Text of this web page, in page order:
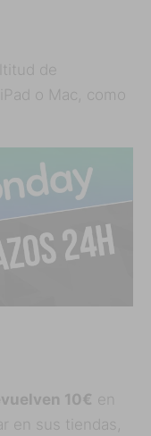
de
o Mac, como
10€ en
en sus tiendas,